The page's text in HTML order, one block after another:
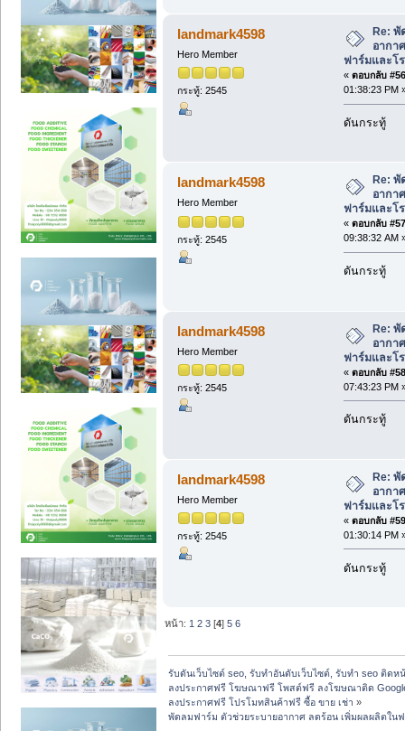
landmark4598
Hero Member
กระทู้: 2545
Re:
อากา
ฟาร์มและโ
« ตอบกลับ
01:38:23 PM
ดันกระทู้
landmark4598
Hero Member
กระทู้: 2545
Re:
อากา
ฟาร์มและโ
« ตอบกลับ
09:38:32 AM
ดันกระทู้
landmark4598
Hero Member
กระทู้: 2545
Re: พั
อากา
ฟาร์มและโ
« ตอบกลับ
07:43:23 PM
ดันกระทู้
landmark4598
Hero Member
กระทู้: 2545
Re: พั
อากา
ฟาร์มและโ
« ตอบกลับ
01:30:14 PM
ดันกระทู้
หน้า: 1 2 3 [4]5 6
รับดันเว็บไซต์ seo, รับทำอันดับเว็บไซต์, รับทำ seo ติดห
ลงประกาศฟรี โฆษณาฟรี โพสต์ฟรี ลงโฆษณาติด
ลงประกาศฟรี โปรโมทสินค้าฟรี ซื้อ ขาย เช่า »
พัดลมฟาร์ม ตัวช่วยระบายอากาศ ลดร้อน เพิ่มผลผลิตใน